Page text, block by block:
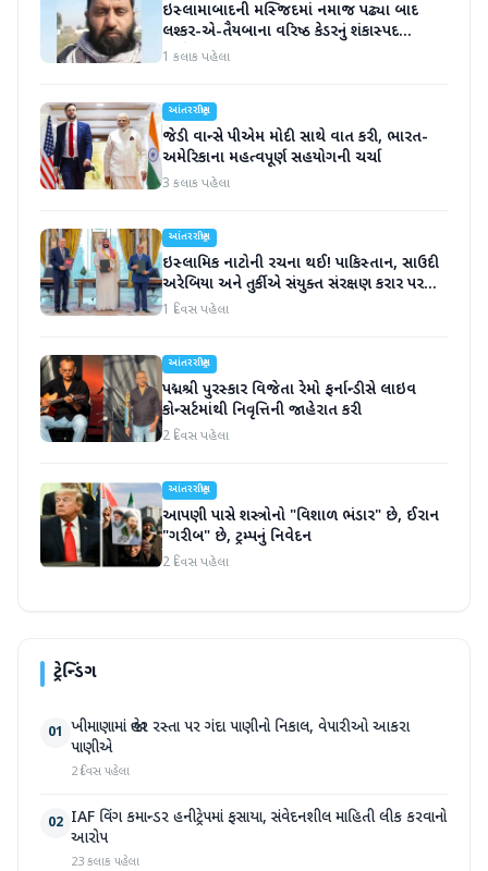
ઇસ્લામાબાદની મસ્જિદમાં નમાજ પઢ્યા બાદ
લશ્કર-એ-તૈયબાના વરિષ્ઠ કેડરનું શંકાસ્પદ
સંજોગોમાં મોત
1 કલાક પહેલા
આંતરરાષ્ટ્રીય
જેડી વાન્સે પીએમ મોદી સાથે વાત કરી, ભારત-
અમેરિકાના મહત્વપૂર્ણ સહયોગની ચર્ચા
3 કલાક પહેલા
આંતરરાષ્ટ્રીય
ઇસ્લામિક નાટોની રચના થઈ! પાકિસ્તાન, સાઉદી
અરેબિયા અને તુર્કીએ સંયુક્ત સંરક્ષણ કરાર પર
હસ્તાક્ષર
1 દિવસ પહેલા
આંતરરાષ્ટ્રીય
પદ્મશ્રી પુરસ્કાર વિજેતા રેમો ફર્નાન્ડીસે લાઇવ
કોન્સર્ટમાંથી નિવૃત્તિની જાહેરાત કરી
2 દિવસ પહેલા
આંતરરાષ્ટ્રીય
આપણી પાસે શસ્ત્રોનો "વિશાળ ભંડાર" છે, ઈરાન
"ગરીબ" છે, ટ્રમ્પનું નિવેદન
2 દિવસ પહેલા
ટ્રેન્ડિંગ
01 ખીમાણામાં જાહેર રસ્તા પર ગંદા પાણીનો નિકાલ, વેપારીઓ આકરા
પાણીએ
2 દિવસ પહેલા
02 IAF વિંગ કમાન્ડર હનીટ્રેપમાં ફસાયા, સંવેદનશીલ માહિતી લીક કરવાનો
આરોપ
23 કલાક પહેલા